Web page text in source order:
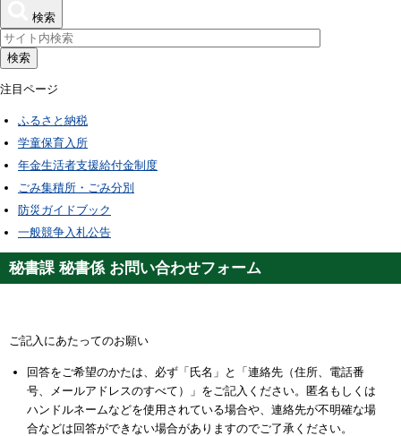
検索
検索
注目ページ
ふるさと納税
学童保育入所
年金生活者支援給付金制度
ごみ集積所・ごみ分別
防災ガイドブック
一般競争入札公告
秘書課 秘書係 お問い合わせフォーム
ご記入にあたってのお願い
回答をご希望のかたは、必ず「氏名」と「連絡先（住所、電話番
号、メールアドレスのすべて）」をご記入ください。匿名もしくは
ハンドルネームなどを使用されている場合や、連絡先が不明確な場
合などは回答ができない場合がありますのでご了承ください。